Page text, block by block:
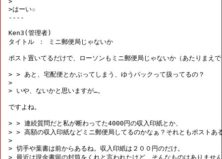
>はーい☆
----
Ken3(管理者)
タイトル ： ミニ郵便局じゃないか
ポスト置いてるだけで、ローソンもミニ郵便局じゃないか（あたりまえ
> > あと、宅配便とかぶってしまう、ゆうパックって扱ってるの？
>
> いや、ないかと思いますが…。
ですよね。
> > 連続質問だと私が断わってた4000円の収入印紙とか、
> > 高額の収入印紙などミニ郵便局してるのかなぁ？それともポストあ
>
> 切手や葉書は前からあるね。収入印紙は２００円のだけ。
> 最近は現金書留の封筒をくれと言われたけど、そんなものはありませ